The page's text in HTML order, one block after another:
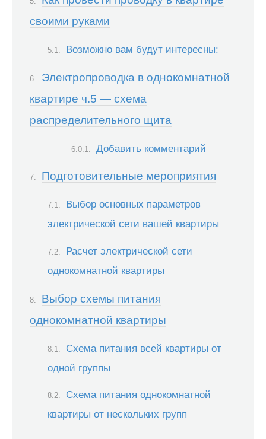
своими руками
Возможно вам будут интересны:
Электропроводка в однокомнатной
квартире ч.5 — схема
распределительного щита
Добавить комментарий
Подготовительные мероприятия
Выбор основных параметров
электрической сети вашей квартиры
Расчет электрической сети
однокомнатной квартиры
Выбор схемы питания
однокомнатной квартиры
Схема питания всей квартиры от
одной группы
Схема питания однокомнатной
квартиры от нескольких групп